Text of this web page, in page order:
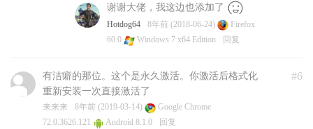
谢谢大佬，我这边也添加了
Hotdog64 8年前 (2018-06-24)
Firefox
60.0
Windows 7 x64 Edition 回复
#6
有洁癖的那位。这个是永久激活。你激活后格式化
重新安装一次直接激活了
来来来 8年前 (2019-03-14)
Google Chrome
72.0.3626.121
Android 8.1.0 回复